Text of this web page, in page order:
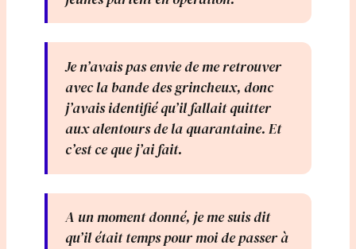
Je n’avais pas envie de me retrouver
avec la bande des grincheux, donc
j’avais identifié qu’il fallait quitter
aux alentours de la quarantaine. Et
c’est ce que j’ai fait.
A un moment donné, je me suis dit
qu’il était temps pour moi de passer à